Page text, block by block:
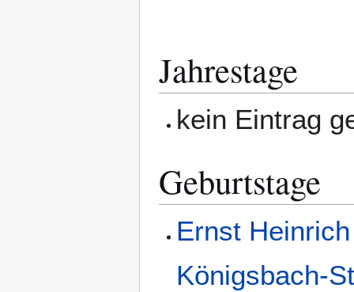
Jahrestage
kein Eintrag
Geburtstage
Ernst
Königsbach-